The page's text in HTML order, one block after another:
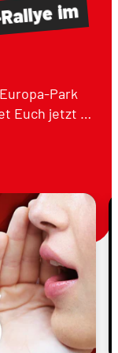
im
Park
Euch jetzt …